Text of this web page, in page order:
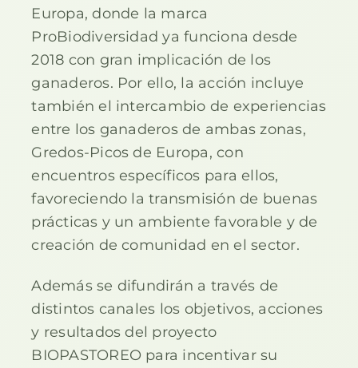
Europa, donde la marca
ProBiodiversidad ya funciona desde
2018 con gran implicación de los
ganaderos. Por ello, la acción incluye
también el intercambio de experiencias
entre los ganaderos de ambas zonas,
Gredos-Picos de Europa, con
encuentros específicos para ellos,
favoreciendo la transmisión de buenas
prácticas y un ambiente favorable y de
creación de comunidad en el sector.
Además se difundirán a través de
distintos canales los objetivos, acciones
y resultados del proyecto
BIOPASTOREO para incentivar su